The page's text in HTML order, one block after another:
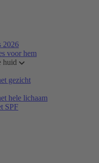
2026
voor hem
huid
gezicht
hele lichaam
SPF